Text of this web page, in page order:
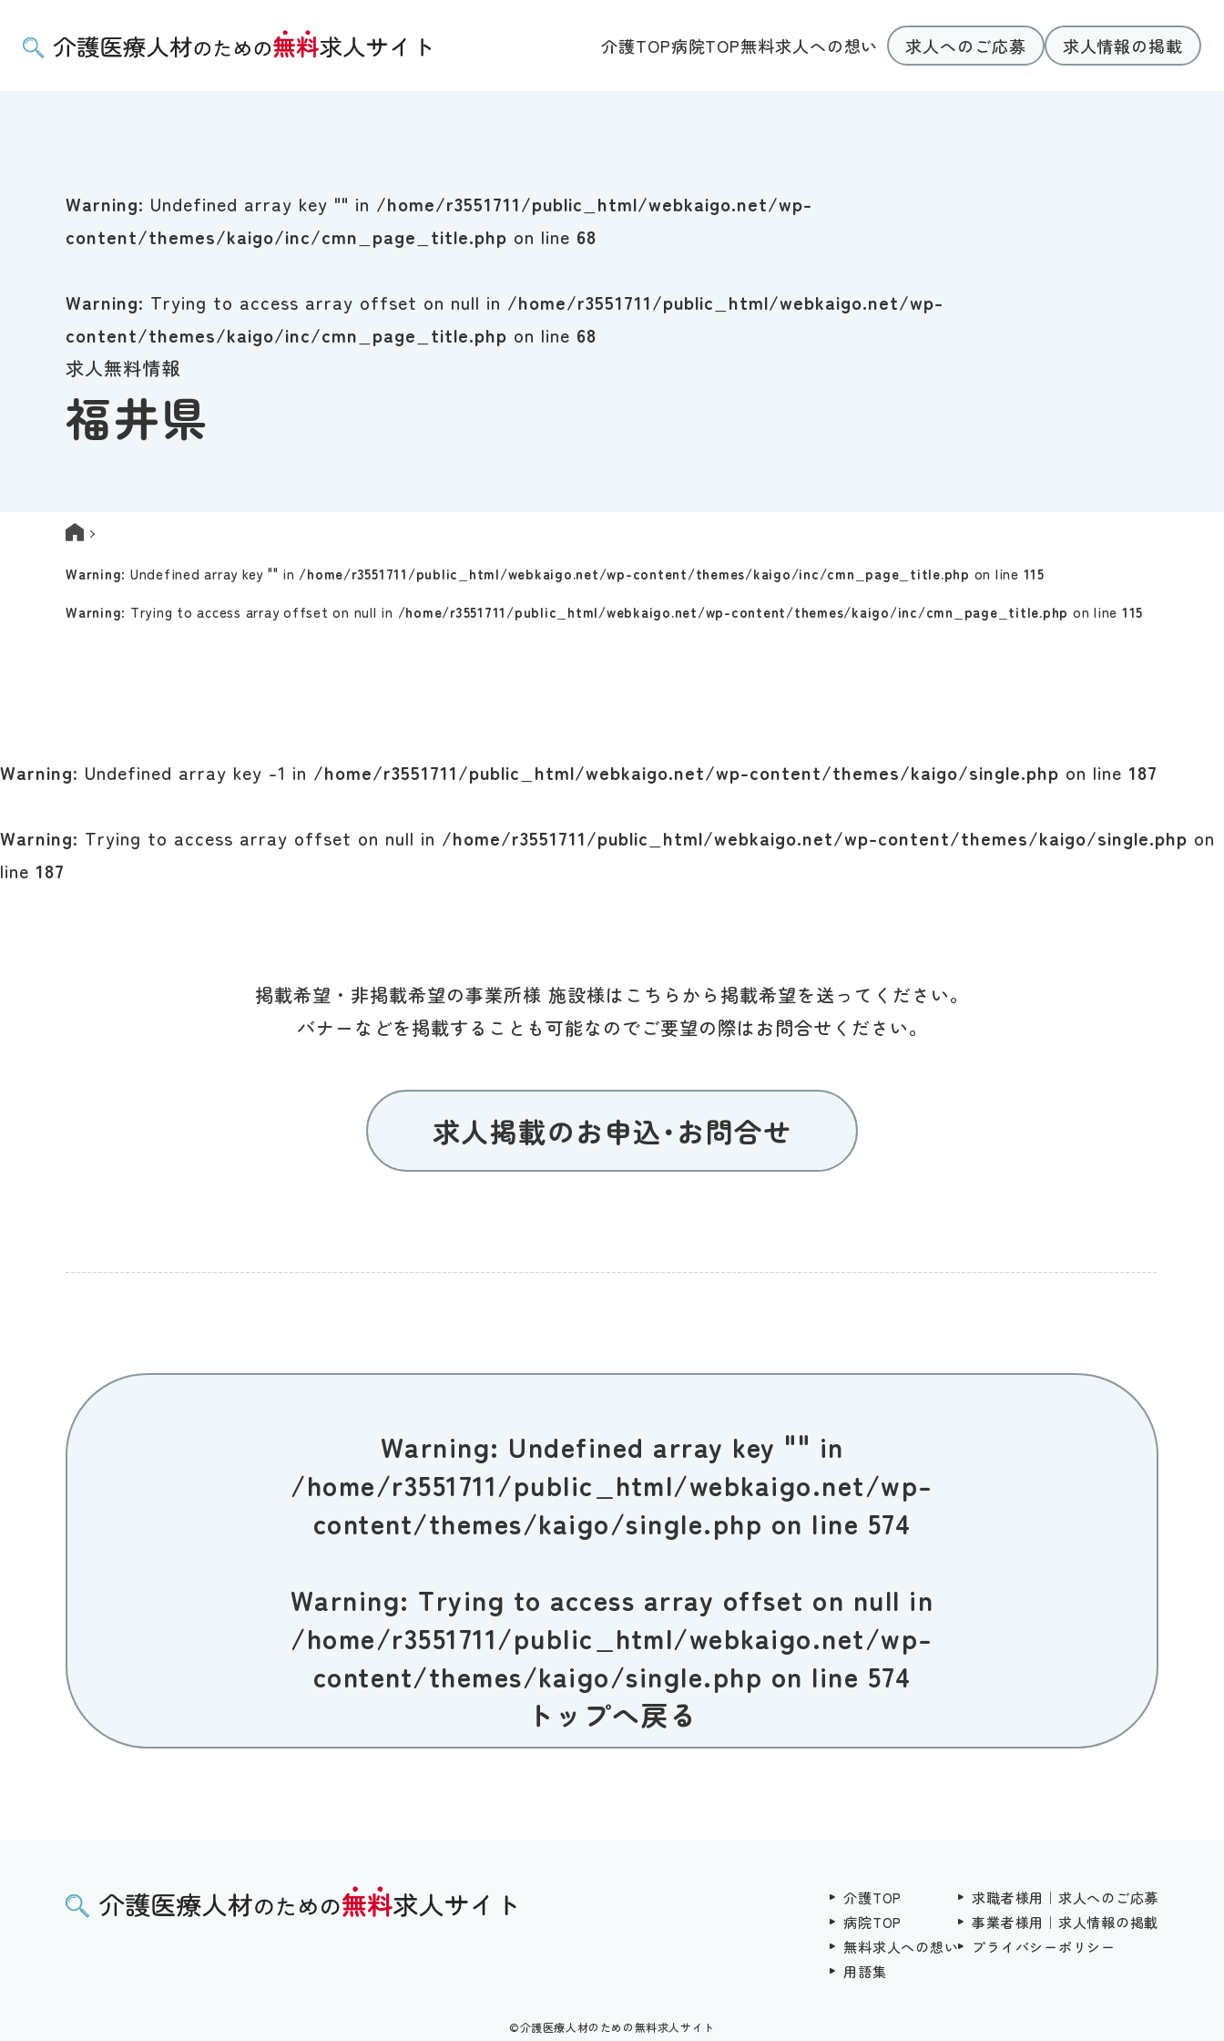
介護TOP病院TOP無料求人への想い 求人へのご応募 求人情報の掲載
Warning: Undefined array key "" in /home/r3551711/public_html/webkaigo.net/wp-
content/themes/kaigo/inc/cmn_page_title.php on line 68
Warning: Trying to access array offset on null in /home/r3551711/public_html/webkaigo.net/wp-
content/themes/kaigo/inc/cmn_page_title.php on line 68
求人無料情報
福井県
Warning: Undefined array key "" in /home/r3551711/public_html/webkaigo.net/wp-content/themes/kaigo/inc/cmn_page_title.php on line 115
Warning: Trying to access array offset on null in /home/r3551711/public_html/webkaigo.net/wp-content/themes/kaigo/inc/cmn_page_title.php on line 115
Warning: Undefined array key -1 in /home/r3551711/public_html/webkaigo.net/wp-content/themes/kaigo/single.php on line 187
Warning: Trying to access array offset on null in /home/r3551711/public_html/webkaigo.net/wp-content/themes/kaigo/single.php on
line 187
掲載希望・非掲載希望の事業所様 施設様はこちらから掲載希望を送ってください。
バナーなどを掲載することも可能なのでご要望の際はお問合せください。
求人掲載のお申込･お問合せ
Warning: Undefined array key "" in
/home/r3551711/public_html/webkaigo.net/wp-
content/themes/kaigo/single.php on line 574
Warning: Trying to access array offset on null in
/home/r3551711/public_html/webkaigo.net/wp-
content/themes/kaigo/single.php on line 574
トップへ戻る
介護TOP
病院TOP
無料求人への想い
用語集
求職者様用｜求人へのご応募
事業者様用｜求人情報の掲載
プライバシーポリシー
©介護医療人材のための無料求人サイト